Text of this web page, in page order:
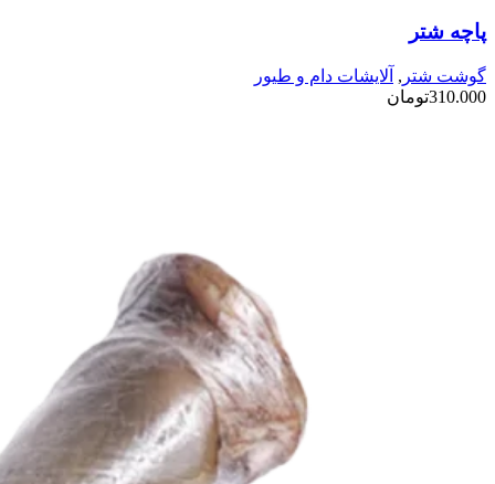
پاچه شتر
گوشت شتر , آلایشات دام و طیور
310.000تومان